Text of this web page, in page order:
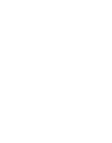
(selected)